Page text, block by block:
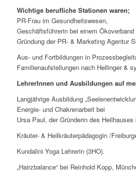
Wichtige berufliche Stationen waren;
PR-Frau im Gesundheitswesen,
Geschäftsführerin bei einem Ökoverband
Gründung der PR- & Marketing Agentur
Aus- und Fortbildungen in
Familienaufstellungen nach Hellinger &
LehrerInnen und Ausbildungen auf
Langjährige Ausbildung
Energie- und Chakrenarbeit bei
Ursa Paul, der Gründerin des
Kräuter- & Heilkräuterpädagogin /
Kundalini Yoga Lehrerin (3HO).
„Hairzbalance“ bei Reinhold Kopp,